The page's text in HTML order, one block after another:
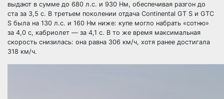
выдают в сумме до 680 л.с. и 930 Нм, обеспечивая разгон до
ста за 3,5 с. В третьем поколении отдача Continental GT S и GTC
S была на 130 л.с. и 160 Нм ниже: купе могло набрать «сотню»
за 4,0 с, кабриолет — за 4,1 с. В то же время максимальная
скорость снизилась: она равна 306 км/ч, хотя ранее достигала
318 км/ч.